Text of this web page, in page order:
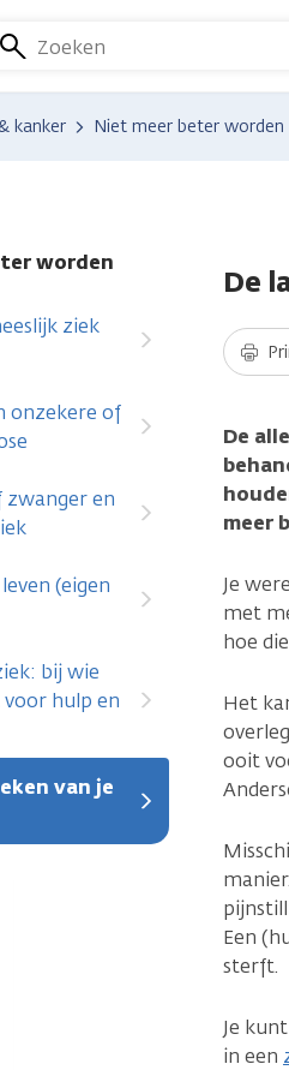
Zoeken
kanker Niet meer beter worden
heen
worden
ziek
onzekere of
zwanger en
(eigen
bij wie
hulp en
van je
De
De
meer
Je
met
hoe
Het
ooit
Een
sterft.
Je
in een